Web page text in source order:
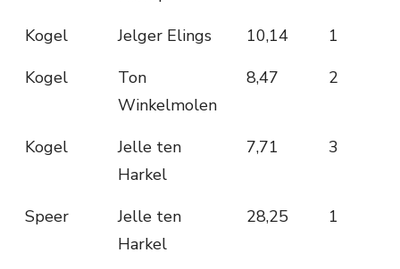
Kogel Jelger Elings 10,14
1
Kogel
Ton
Winkelmolen
8,47 2
Kogel
Jelle ten
Harkel
7,71 3
Speer
Jelle ten
Harkel
28,25 1